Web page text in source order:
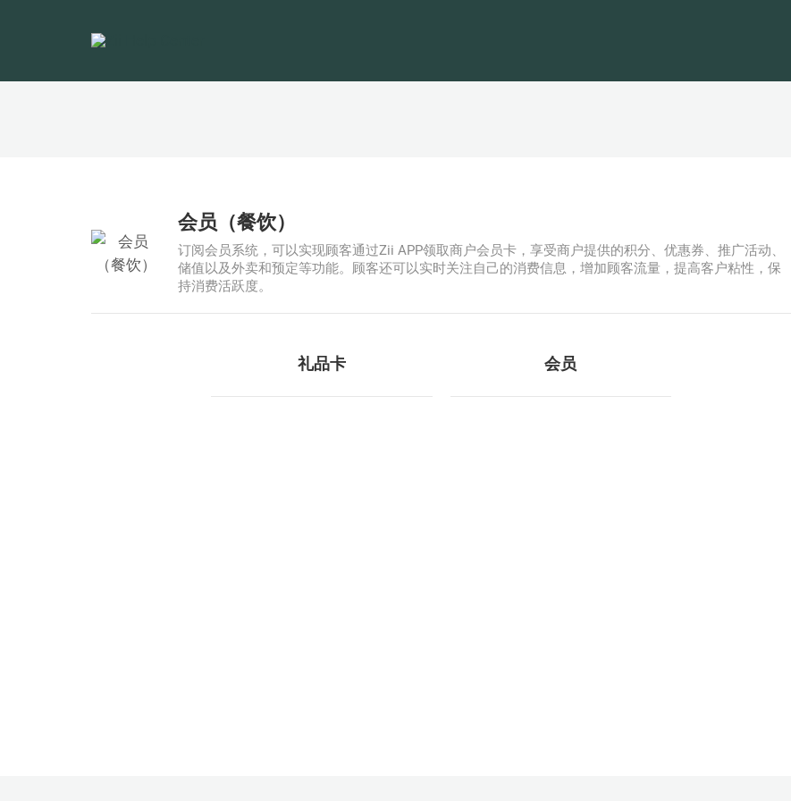
会员（餐饮）
订阅会员系统，可以实现顾客通过Zii APP领取商户会员卡，享受商户提供的积分、优惠券、推广活动、
储值以及外卖和预定等功能。顾客还可以实时关注自己的消费信息，增加顾客流量，提高客户粘性，保
持消费活跃度。
礼品卡 会员